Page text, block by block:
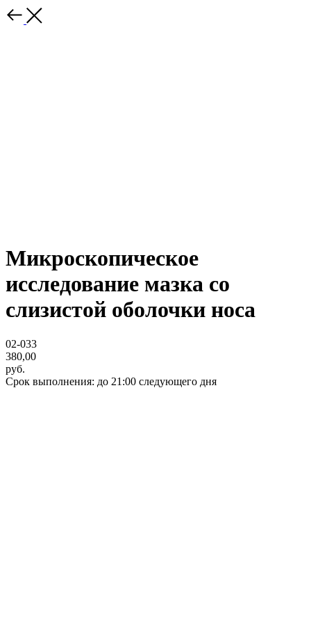
Микроскопическое
исследование мазка со
слизистой оболочки носа
02-033
380,00
руб.
Срок выполнения: до 21:00 следующего дня